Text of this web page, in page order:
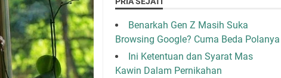
Benarkah Gen Z Masih Suka
Browsing Google? Cuma Beda Polanya
Ini Ketentuan dan Syarat Mas
Kawin Dalam Pernikahan